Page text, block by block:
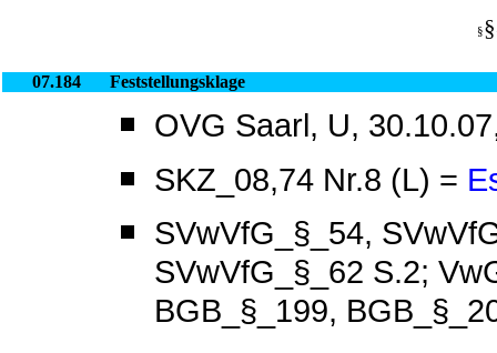
§§
07.184 Feststellungsklage
OVG Saarl, U,
SKZ_08,74 Nr.8 (L) =
SVwVfG_§_54,
SVwVfG_§_62 S.2;
BGB_§_199,